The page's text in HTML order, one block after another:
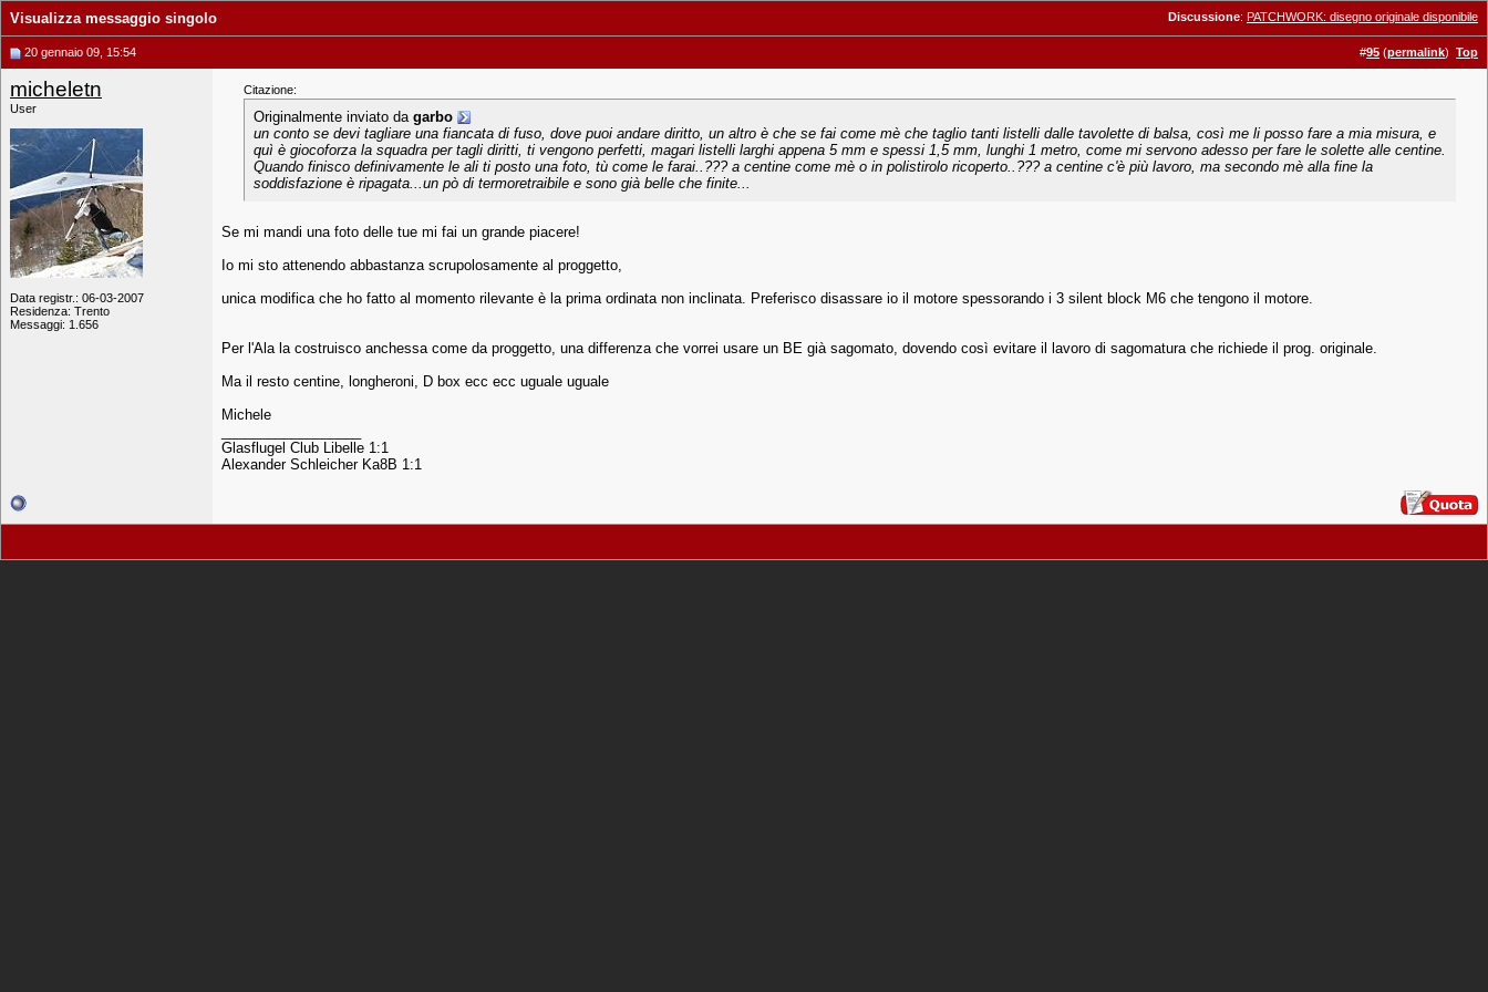
Discussione: PATCHWORK: disegno originale disponibile
Visualizza messaggio singolo
20 gennaio 09, 15:54 #95 (permalink) Top
micheletn
User
Data registr.: 06-03-2007
Residenza: Trento
Messaggi: 1.656
Citazione:
Originalmente inviato da garbo
un conto se devi tagliare una fiancata di fuso, dove puoi andare diritto, un altro è che se fai come mè che taglio tanti listelli dalle tavolette di balsa, così me li posso fare a mia misura, e
quì è giocoforza la squadra per tagli diritti, ti vengono perfetti, magari listelli larghi appena 5 mm e spessi 1,5 mm, lunghi 1 metro, come mi servono adesso per fare le solette alle centine.
Quando finisco definivamente le ali ti posto una foto, tù come le farai..??? a centine come mè o in polistirolo ricoperto..??? a centine c'è più lavoro, ma secondo mè alla fine la
soddisfazione è ripagata...un pò di termoretraibile e sono già belle che finite...
Se mi mandi una foto delle tue mi fai un grande piacere!
Io mi sto attenendo abbastanza scrupolosamente al proggetto,
unica modifica che ho fatto al momento rilevante è la prima ordinata non inclinata. Preferisco disassare io il motore spessorando i 3 silent block M6 che tengono il motore.
Per l'Ala la costruisco anchessa come da proggetto, una differenza che vorrei usare un BE già sagomato, dovendo così evitare il lavoro di sagomatura che richiede il prog. originale.
Ma il resto centine, longheroni, D box ecc ecc uguale uguale
Michele
Glasflugel Club Libelle 1:1
Alexander Schleicher Ka8B 1:1